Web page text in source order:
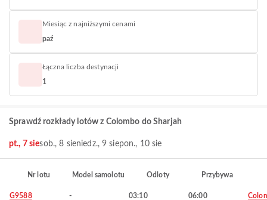
Miesiąc z najniższymi cenami
paź
Łączna liczba destynacji
1
Sprawdź rozkłady lotów z Colombo do Sharjah
pt., 7 siesob., 8 sieniedz., 9 siepon., 10 sie
Nr lotu Model samolotu Odloty Przybywa
G9588 - 03:10 06:00